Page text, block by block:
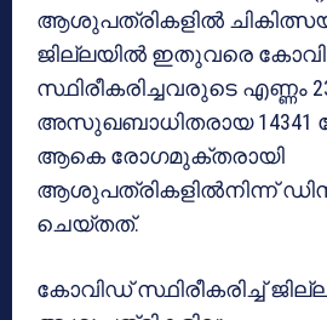
ആശുപത്രികളിൽ
ജില്ലയിൽ ഇതുവരെ
സ്ഥിരീകരിച്ചവരുടെ എണ്ണം
അസുഖബാധിതരായ 14341
ആകെ രോഗമുക്തരായി
ആശുപത്രികളിൽനിന്ന്
ചെയ്തത്.
കോവിഡ് സ്ഥിരീകരിച്ച്